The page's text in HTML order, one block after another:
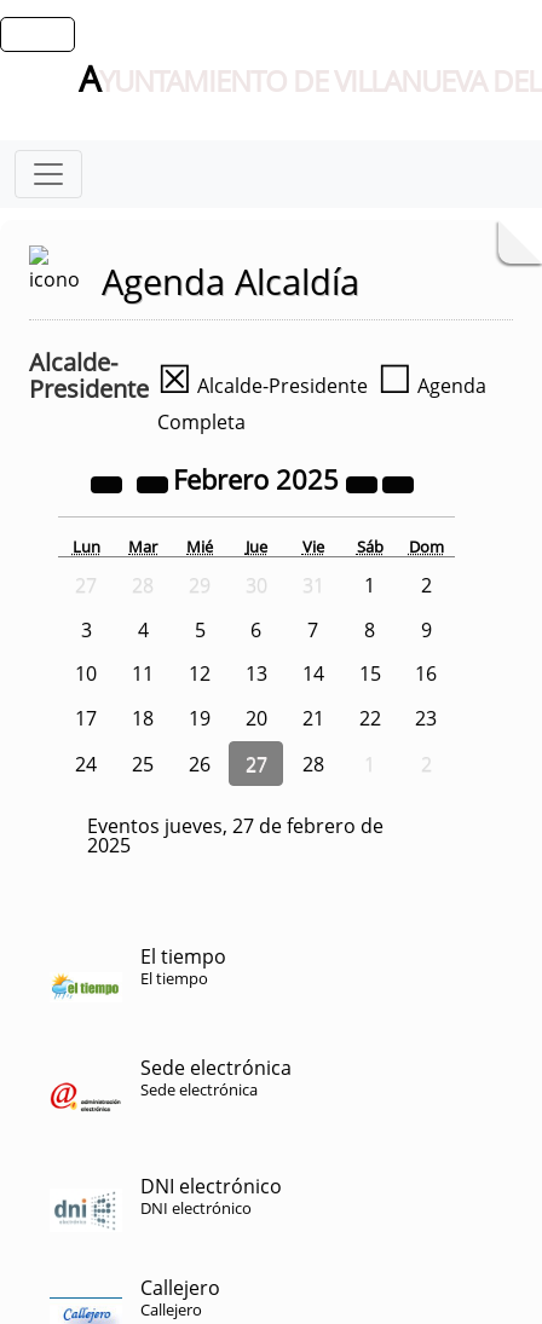
AYUNTAMIENTO DE VILLANUEVA
Agenda Alcaldía
Alcalde-
Presidente ☒ Alcalde-Presidente ☐ Agenda
Completa
Febrero 2025
Lun Mar Mié Jue Vie Sáb Dom
27 28 29 30 31 1
2
3
4 5 6 7 8
9
10
11 12 13 14 15
16
17
18 19 20 21 22
23
24
25 26 27 28 1 2
Eventos jueves, 27 de febrero de
2025
El tiempo
El tiempo
Sede electrónica
Sede electrónica
DNI electrónico
DNI electrónico
Callejero
Callejero